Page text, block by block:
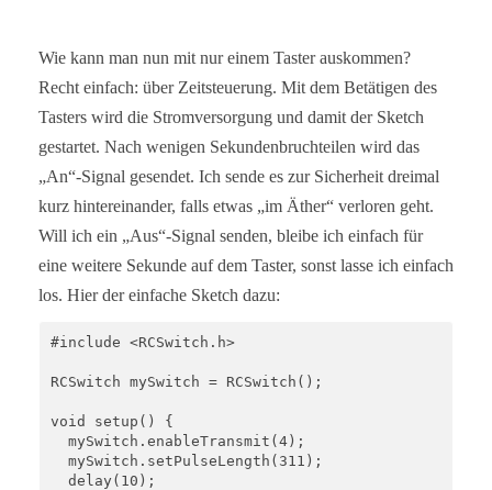
Wie kann man nun mit nur einem Taster auskommen?
Recht einfach: über Zeitsteuerung. Mit dem Betätigen des
Tasters wird die Stromversorgung und damit der Sketch
gestartet. Nach wenigen Sekundenbruchteilen wird das
„An“-Signal gesendet. Ich sende es zur Sicherheit dreimal
kurz hintereinander, falls etwas „im Äther“ verloren geht.
Will ich ein „Aus“-Signal senden, bleibe ich einfach für
eine weitere Sekunde auf dem Taster, sonst lasse ich einfach
los. Hier der einfache Sketch dazu:
#include <RCSwitch.h>
RCSwitch mySwitch = RCSwitch();
void setup() {
  mySwitch.enableTransmit(4);
  mySwitch.setPulseLength(311);
  delay(10);